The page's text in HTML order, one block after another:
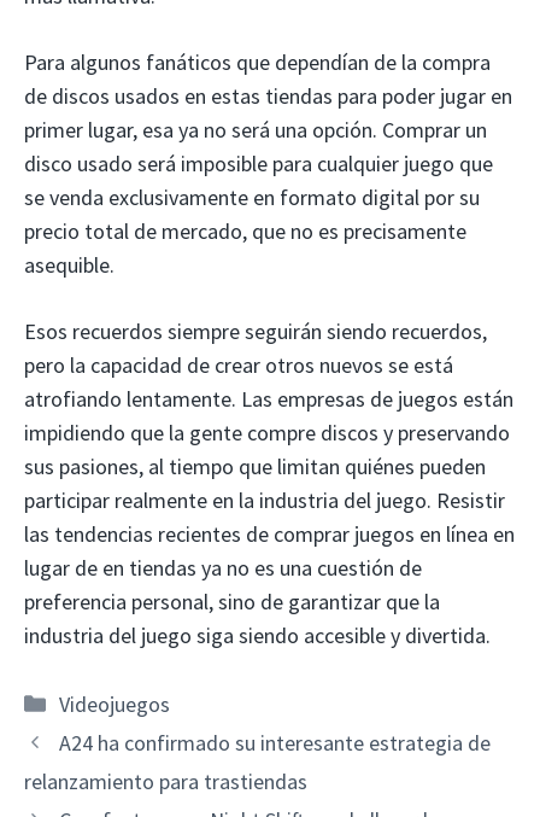
Para algunos fanáticos que dependían de la compra
de discos usados ​​en estas tiendas para poder jugar en
primer lugar, esa ya no será una opción. Comprar un
disco usado será imposible para cualquier juego que
se venda exclusivamente en formato digital por su
precio total de mercado, que no es precisamente
asequible.
Esos recuerdos siempre seguirán siendo recuerdos,
pero la capacidad de crear otros nuevos se está
atrofiando lentamente. Las empresas de juegos están
impidiendo que la gente compre discos y preservando
sus pasiones, al tiempo que limitan quiénes pueden
participar realmente en la industria del juego. Resistir
las tendencias recientes de comprar juegos en línea en
lugar de en tiendas ya no es una cuestión de
preferencia personal, sino de garantizar que la
industria del juego siga siendo accesible y divertida.
Categorías
Videojuegos
A24 ha confirmado su interesante estrategia de
relanzamiento para trastiendas